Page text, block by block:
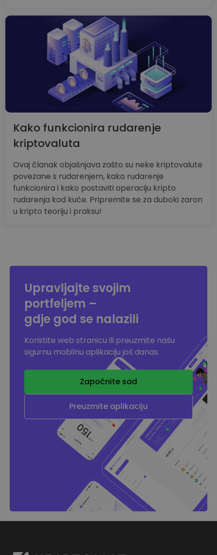
Kako funkcionira rudarenje
kriptovaluta
Ovaj članak objašnjava zašto su neke kriptovalute
povezane s rudarenjem, kako rudarenje
funkcionira i kako postaviti operaciju kripto
rudarenja kod kuće. Pripremite se za duboki zaron
u kripto teoriju i praksu!
Upravljajte svojim
portfeljem –
gdje god se nalazili
Koristite web stranicu ili preuzmite našu
sigurnu mobilnu aplikaciju još danas.
Započnite sad
Preuzmite aplikaciju